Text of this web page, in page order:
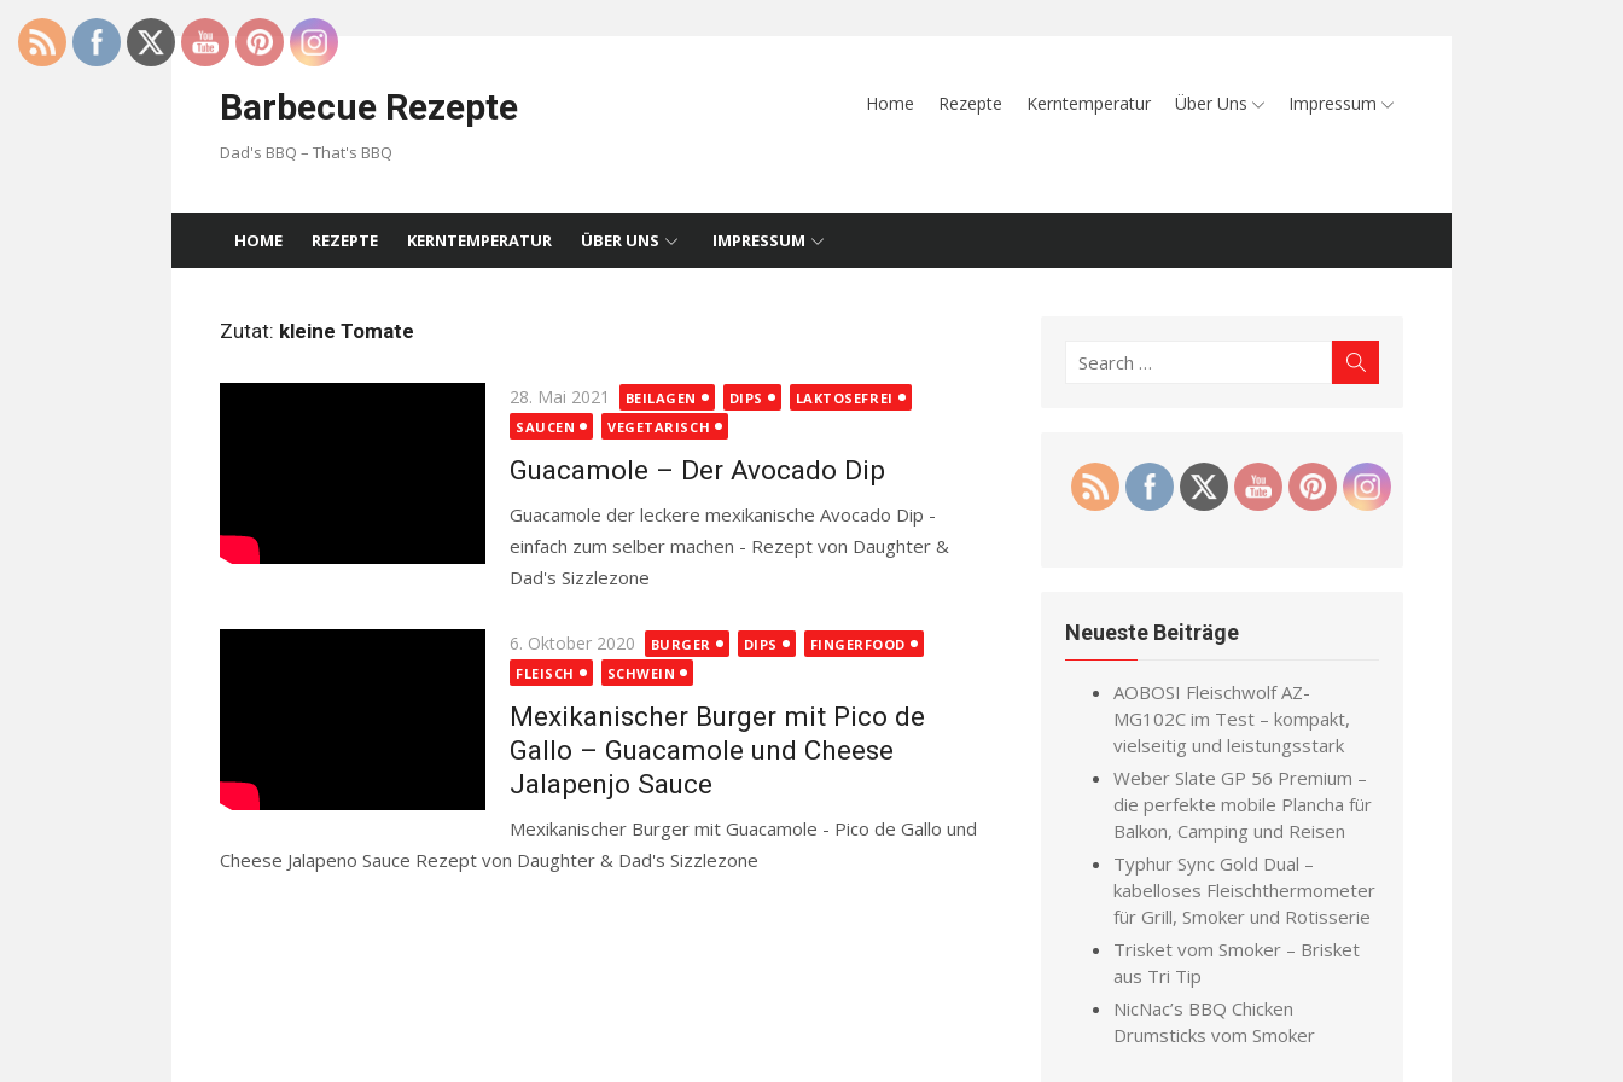
Skip
Barbecue Rezepte
Dad's BBQ – That's BBQ
Home Rezepte Kerntemperatur Über Uns Impressum
HOME REZEPTE KERNTEMPERATUR ÜBER UNS IMPRESSUM
Zutat: kleine Tomate
Posted
on
28. Mai 2021 BEILAGEN DIPS
LAKTOSEFREI
SAUCEN
VEGETARISCH
Guacamole – Der Avocado Dip
Guacamole der leckere mexikanische Avocado Dip -
einfach zum selber machen - Rezept von Daughter &
Dad's Sizzlezone
Posted
on
6. Oktober 2020 BURGER DIPS
FINGERFOOD
FLEISCH
SCHWEIN
Mexikanischer Burger mit Pico de
Gallo – Guacamole und Cheese
Jalapenjo Sauce
Mexikanischer Burger mit Guacamole - Pico de Gallo und
Cheese Jalapeno Sauce Rezept von Daughter & Dad's Sizzlezone
Search
Neueste Beiträge
AOBOSI Fleischwolf AZ-
MG102C im Test – kompakt,
vielseitig und leistungsstark
Weber Slate GP 56 Premium –
die perfekte mobile Plancha für
Balkon, Camping und Reisen
Typhur Sync Gold Dual –
kabelloses Fleischthermometer
für Grill, Smoker und Rotisserie
Trisket vom Smoker – Brisket
aus Tri Tip
NicNac’s BBQ Chicken
Drumsticks vom Smoker